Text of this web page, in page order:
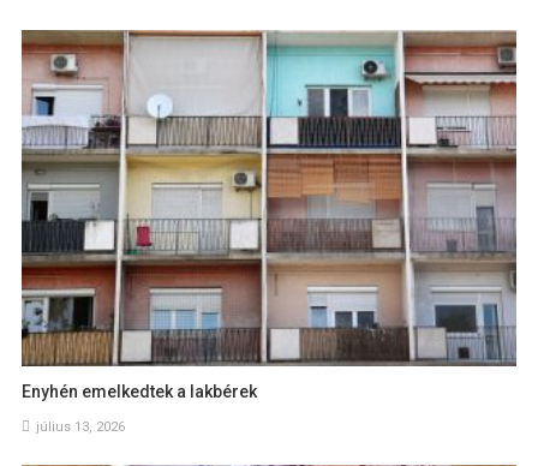
Enyhén emelkedtek a lakbérek
július 13, 2026